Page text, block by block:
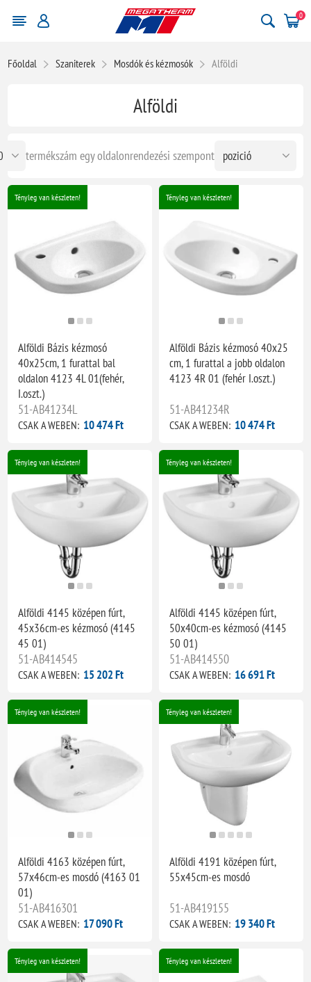
0
Főoldal Szaniterek Mosdók és kézmosók Alföldi
Alföldi
rendezési szempont
termékszám egy oldalon
Tényleg van készleten!
Alföldi Bázis kézmosó
40x25cm, 1 furattal bal
oldalon 4123 4L 01(fehér,
I.oszt.)
51-AB41234L
CSAK A WEBEN: 10 474 Ft
Tényleg van készleten!
Alföldi Bázis kézmosó 40x25
cm, 1 furattal a jobb oldalon
4123 4R 01 (fehér I.oszt.)
51-AB41234R
CSAK A WEBEN: 10 474 Ft
Tényleg van készleten!
Alföldi 4145 középen fúrt,
45x36cm-es kézmosó (4145
45 01)
51-AB414545
CSAK A WEBEN: 15 202 Ft
Tényleg van készleten!
Alföldi 4145 középen fúrt,
50x40cm-es kézmosó (4145
50 01)
51-AB414550
CSAK A WEBEN: 16 691 Ft
Tényleg van készleten!
Alföldi 4163 középen fúrt,
57x46cm-es mosdó (4163 01
01)
51-AB416301
CSAK A WEBEN: 17 090 Ft
Tényleg van készleten!
Alföldi 4191 középen fúrt,
55x45cm-es mosdó
51-AB419155
CSAK A WEBEN: 19 340 Ft
Tényleg van készleten! Tényleg van készleten!